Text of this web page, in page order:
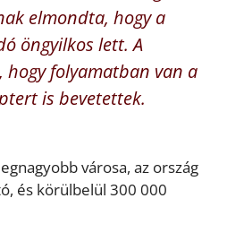
elmondta, hogy a
öngyilkos lett. A
hogy folyamatban van a
is bevetettek.
városa, az ország
és körülbelül 300 000